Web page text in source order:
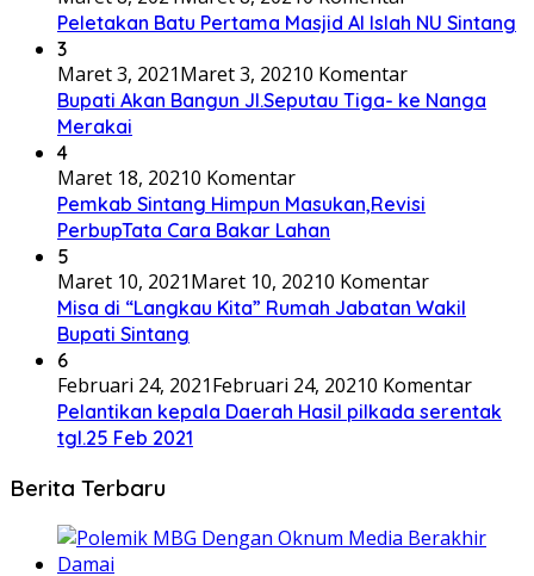
Peletakan Batu Pertama Masjid Al Islah NU Sintang
3
Maret 3, 2021Maret 3, 20210 Komentar
Bupati Akan Bangun Jl.Seputau Tiga- ke Nanga
Merakai
4
Maret 18, 20210 Komentar
Pemkab Sintang Himpun Masukan,Revisi
PerbupTata Cara Bakar Lahan
5
Maret 10, 2021Maret 10, 20210 Komentar
Misa di “Langkau Kita” Rumah Jabatan Wakil
Bupati Sintang
6
Februari 24, 2021Februari 24, 20210 Komentar
Pelantikan kepala Daerah Hasil pilkada serentak
tgl.25 Feb 2021
Berita Terbaru